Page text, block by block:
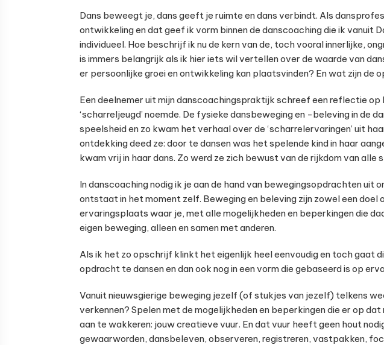
Dans beweegt je, dans geeft je ruimte en dans verbindt. Als
ontwikkeling en dat geef ik vorm binnen de danscoaching die ik vanuit
individueel. Hoe beschrijf ik nu de kern van de, toch vooral innerlijke,
is immers belangrijk als ik hier iets wil vertellen over de waarde van
er persoonlijke groei en ontwikkeling kan plaatsvinden? En wat zijn
Een deelnemer uit mijn danscoachingspraktijk schreef een reflectie
‘scharreljeugd’ noemde. De fysieke dansbeweging en -beleving in
speelsheid en zo kwam het verhaal over de ‘scharrelervaringen’ uit
ontdekking deed ze: door te dansen was het spelende kind in haar
kwam vrij in haar dans. Zo werd ze zich bewust van de rijkdom van alle
In danscoaching nodig ik je aan de hand van bewegingsopdrachten uit
ontstaat in het moment zelf. Beweging en beleving zijn zowel een
ervaringsplaats waar je, met alle mogelijkheden en beperkingen die
eigen beweging, alleen en samen met anderen.
Als ik het zo opschrijf klinkt het eigenlijk heel eenvoudig en toch gaat
opdracht te dansen en dan ook nog in een vorm die gebaseerd is op
Vanuit nieuwsgierige beweging jezelf (of stukjes van jezelf) telkens
verkennen? Spelen met de mogelijkheden en beperkingen die er op
aan te wakkeren: jouw creatieve vuur. En dat vuur heeft geen hout
gewaarworden, dansbeleven, observeren, registreren, vastpakken,